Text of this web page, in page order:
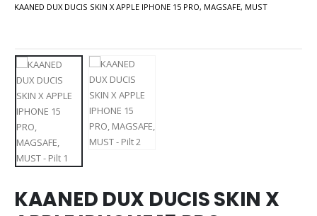
KAANED DUX DUCIS SKIN X APPLE IPHONE 15 PRO, MAGSAFE, MUST
KAANED DUX DUCIS SKIN X